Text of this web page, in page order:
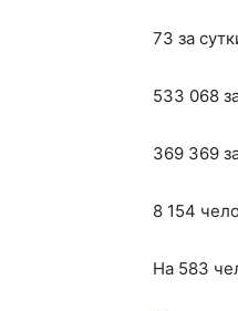
73 за
533 068
369 369
8 154
На 583